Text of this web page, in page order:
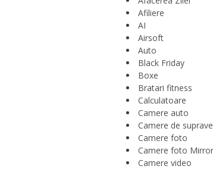
Afiliere
AI
Airsoft
Auto
Black Friday
Boxe
Bratari fitness
Calculatoare
Camere auto
Camere de
Camere foto
Camere foto
Camere video